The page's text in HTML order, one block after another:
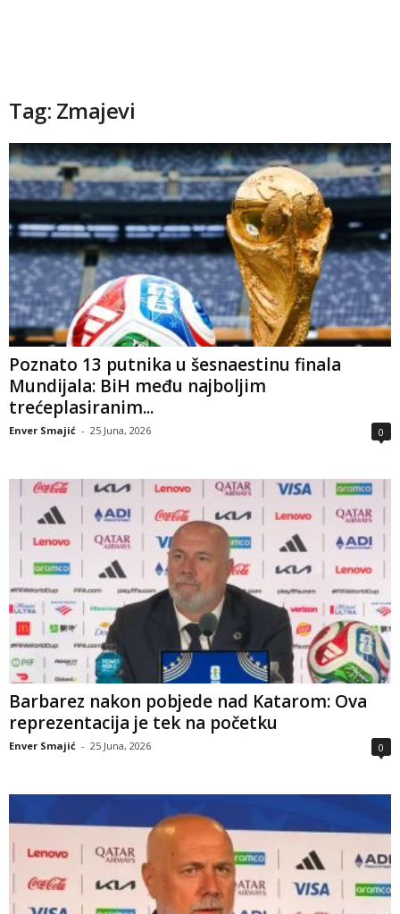
Tag: Zmajevi
Poznato 13 putnika u šesnaestinu finala
Mundijala: BiH među najboljim
trećeplasiranim...
Enver Smajić - 25 Juna, 2026 0
Barbarez nakon pobjede nad Katarom: Ova
reprezentacija je tek na početku
Enver Smajić - 25 Juna, 2026 0